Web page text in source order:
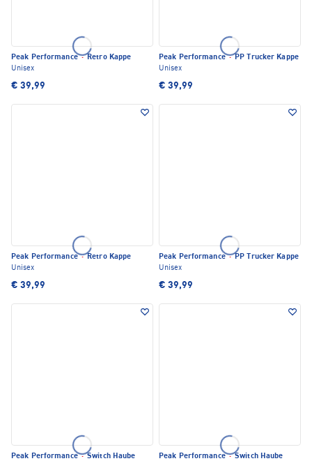
Peak Performance·Retro Kappe
Unisex
€ 39,99
Peak Performance·PP Trucker Kappe
Unisex
€ 39,99
Peak Performance·Retro Kappe
Unisex
€ 39,99
Peak Performance·PP Trucker Kappe
Unisex
€ 39,99
Peak Performance·Switch Haube Peak Performance·Switch Haube